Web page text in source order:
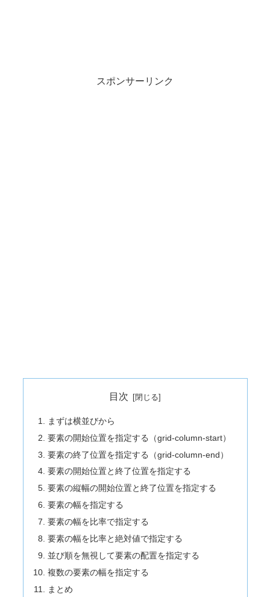
スポンサーリンク
目次
まずは横並びから
要素の開始位置を指定する（grid-column-start）
要素の終了位置を指定する（grid-column-end）
要素の開始位置と終了位置を指定する
要素の縦幅の開始位置と終了位置を指定する
要素の幅を指定する
要素の幅を比率で指定する
要素の幅を比率と絶対値で指定する
並び順を無視して要素の配置を指定する
複数の要素の幅を指定する
まとめ